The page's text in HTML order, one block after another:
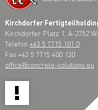
Kirchdorfer
Kirchdorfer Platz 1, A-2752
Telefon +43 5 7715 101 0
Fax +43 5 7715 400 130
office@concrete-solutions.eu
!